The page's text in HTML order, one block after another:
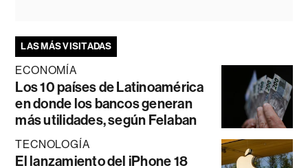
LAS MÁS VISITADAS
ECONOMÍA
Los 10 países de Latinoamérica
en donde los bancos generan
más utilidades, según Felaban
TECNOLOGÍA
El lanzamiento del iPhone 18